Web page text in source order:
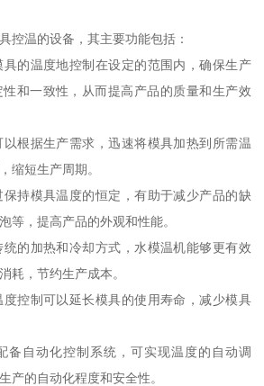
控温的设备，其主要功能包括：
的温度地控制在设定的范围内，确保生产
和一致性，从而提高产品的质量和生产效
根据生产需求，迅速将模具加热到所需温
缩短生产周期。
持模具温度的恒定，有助于减少产品的缺
等，提高产品的外观和性能。
的加热和冷却方式，水模温机能够更有效
耗，节约生产成本。
控制可以延长模具的使用寿命，减少模具
备自动化控制系统，可实现温度的自动调
产的自动化程度和安全性。